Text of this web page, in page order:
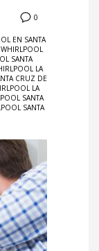
0
EN SANTA
SANTA
LA
CRUZ DE
LA
SANTA
SANTA